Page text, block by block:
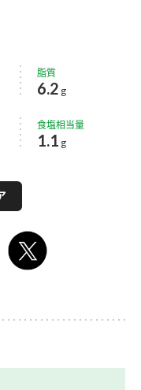
脂質
6.2 g
食塩相当量
1.1 g